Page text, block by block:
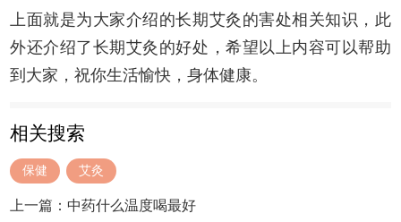
上面就是为大家介绍的长期艾灸的害处相关知识，此
外还介绍了长期艾灸的好处，希望以上内容可以帮助
到大家，祝你生活愉快，身体健康。
相关搜索
保健 艾灸
上一篇： 中药什么温度喝最好